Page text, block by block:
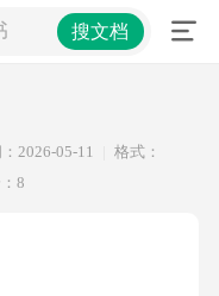
搜文档
：2026-05-11
格式：
8